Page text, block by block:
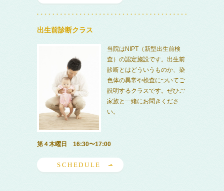
出生前診断クラス
当院はNIPT（新型出生前検
査）の認定施設です。出生前
診断とはどういうものか、染
色体の異常や検査についてご
説明するクラスです。ぜひご
家族と一緒にお聞きくださ
い。
第４木曜日 16:30〜17:00
SCHEDULE